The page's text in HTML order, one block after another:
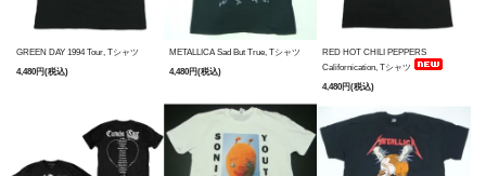
GREEN DAY 1994 Tour, Tシャツ
4,480円(税込)
METALLICA Sad But True, Tシャツ
4,480円(税込)
RED HOT CHILI PEPPERS
Californication, Tシャツ
4,480円(税込)